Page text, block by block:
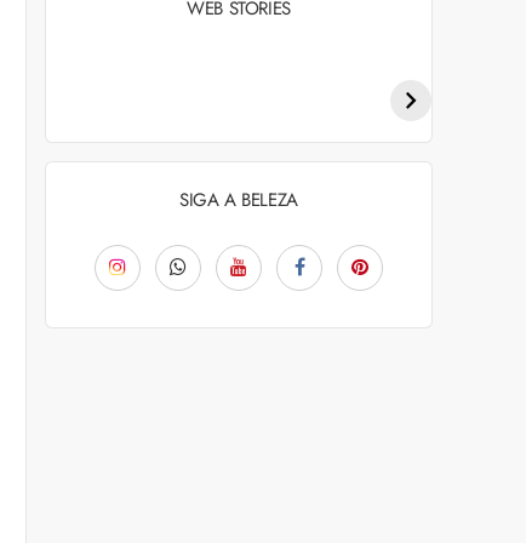
WEB STORIES
para 2026
SIGA A BELEZA